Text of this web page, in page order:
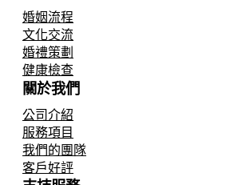
婚姻流程
文化交流
婚禮策劃
健康檢查
關於我們
公司介紹
服務項目
我們的團隊
客戶好評